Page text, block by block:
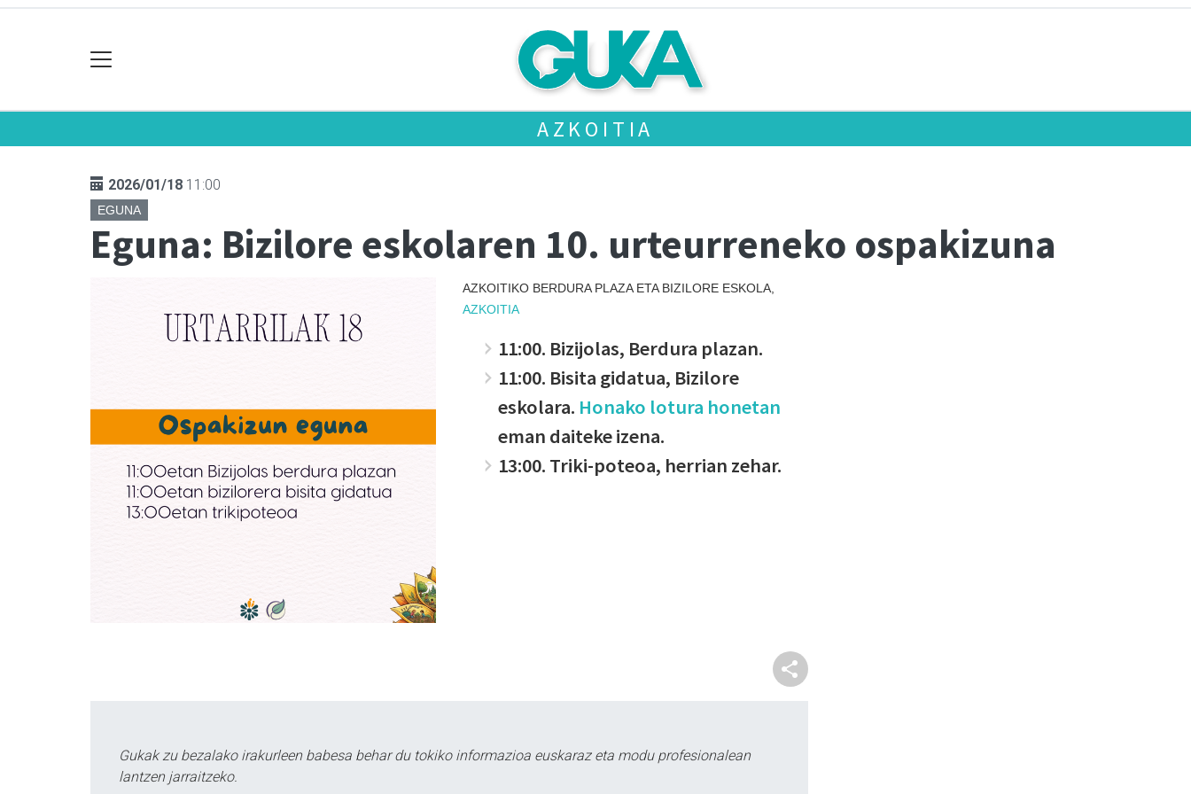
AZKOITIA
2026/01/18 11:00
EGUNA
Eguna: Bizilore eskolaren 10. urteurreneko ospakizuna
AZKOITIKO BERDURA PLAZA ETA BIZILORE ESKOLA,
AZKOITIA
11:00. Bizijolas, Berdura plazan.
11:00. Bisita gidatua, Bizilore
eskolara. Honako lotura honetan
eman daiteke izena.
13:00. Triki-poteoa, herrian zehar.
Gukak zu bezalako irakurleen babesa behar du tokiko informazioa euskaraz eta modu profesionalean
lantzen jarraitzeko.